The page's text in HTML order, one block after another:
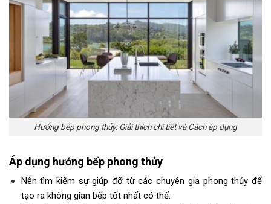
Hướng bếp phong thủy: Giải thích chi tiết và Cách áp dụng
Áp dụng hướng bếp phong thủy
Nên tìm kiếm sự giúp đỡ từ các chuyên gia phong thủy để
tạo ra không gian bếp tốt nhất có thể.